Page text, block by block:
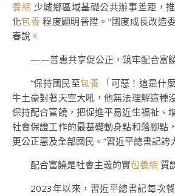
養網 少城鄉區域基礎公共辦事差距，
化包養 程度顯明晉陞。”國度成長改造
春說。
——普惠共享促公正，筑牢配合富
“保持國民至包養「可惡！這是什
牛土豪對著天空大吼，他無法理解這種
保持配合富饒，把促進平易近生福祉、
社會保證工作的最基礎動身點和落腳點
更公正惠及全部國民。”習近平總書記誇
配合富饒是社會主義的實包養網 質
2023年以來，習近平總書記每次